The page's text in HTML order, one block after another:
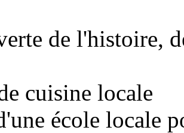
de l'histoire,
cuisine locale
école locale